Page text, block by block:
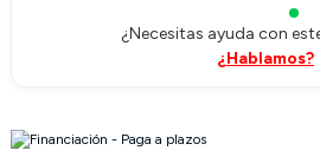
¿Necesitas ayuda con
¿Hablamos?